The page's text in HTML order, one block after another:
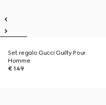
Set regalo Gucci Guilty Pour
Homme
€ 149